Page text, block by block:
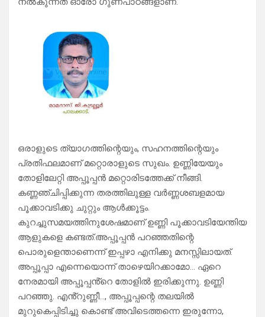
ഒരാളുടെ ത്യാഗത്തിന്റെയും, സഹനത്തിന്റെയും
പ്രതിഫലമാണ് മറ്റൊരാളുടെ സുഖം. ഉണ്ണിയേയും
തോളിലേറ്റി അപ്പൂപ്പൻ മറ്റൊരിടത്തേക്ക് നീങ്ങി.
കണ്ണഞ്ചിപ്പിക്കുന്ന തരത്തിലുള്ള വർണ്ണശബളമായ
പൂക്കാവടിക്കു ചുറ്റും ആൾക്കൂട്ടം.
കുറച്ചുസമയത്തിനുശേഷമാണ് ഉണ്ണി പൂക്കാവടിയേന്തിയ
ആളുകളെ കണ്ടത്.അപ്പൂപ്പൻ പറഞ്ഞതിന്റെ
പൊരുളെന്താണെന്ന് ഇപ്പഴാ എനിക്കു മനസ്സിലായത്.
അപ്പൂപ്പാ എന്നെയൊന്ന് താഴെയിറക്കാമോ… ഏറെ
നേരമായി അപ്പൂപ്പൻ്റെ തോളിൽ ഇരിക്കുന്നു. ഉണ്ണി
പറഞ്ഞു. എൻ്റുണ്ണീ…, അപ്പൂപ്പന്റെ തലയിൽ
മുറുകെപ്പിടിച്ചു കൊണ്ട് അവിടെത്തന്നെ ഇരുന്നോ,